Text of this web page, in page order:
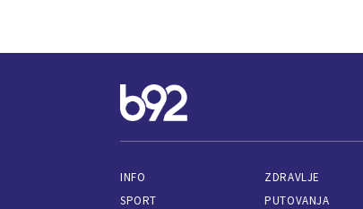
INFO
SPORT
ZDRAVLJE
PUTOVANJA